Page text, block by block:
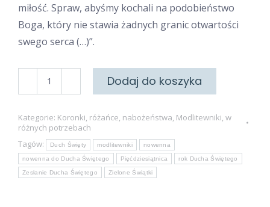
miłość. Spraw, abyśmy kochali na podobieństwo
Boga, który nie stawia żadnych granic otwartości
swego serca (…)”.
Nowenny
Ducha
Świętego
Dodaj do koszyka
Kategorie: Koronki, różańce, nabożeństwa Modlitewniki w
różnych potrzebach
Tagów:
Duch Święty modlitewniki nowenna
nowenna do Ducha Świętego Pięćdziesiątnica rok Ducha Świętego
Zesłanie Ducha Świętego Zielone Świątki